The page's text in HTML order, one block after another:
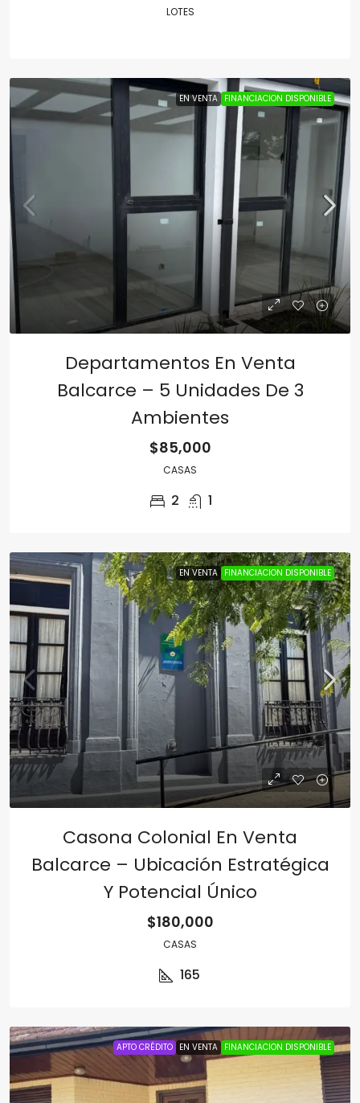
LOTES
EN VENTA FINANCIACION DISPONIBLE
Departamentos En Venta
Balcarce – 5 Unidades De 3
Ambientes
$85,000
CASAS
2 1
EN VENTA FINANCIACION DISPONIBLE
Casona Colonial En Venta
Balcarce – Ubicación Estratégica
Y Potencial Único
$180,000
CASAS
165
APTO CRÉDITO EN VENTA FINANCIACION DISPONIBLE